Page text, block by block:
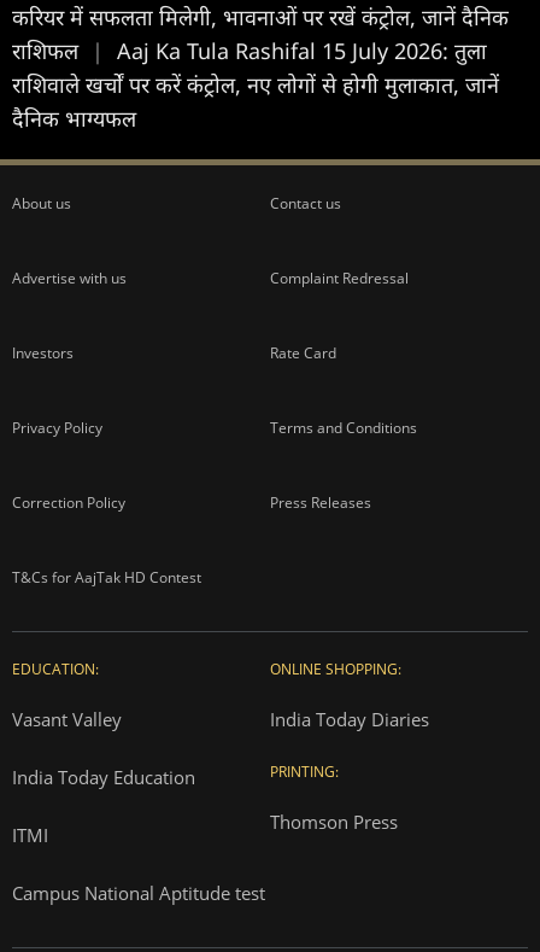
करियर में सफलता मिलेगी, भावनाओं पर रखें कंट्रोल, जानें दैनिक
राशिफल |
Aaj Ka Tula Rashifal 15 July 2026: तुला
राशिवाले खर्चों पर करें कंट्रोल, नए लोगों से होगी मुलाकात, जानें
दैनिक भाग्यफल
About us Contact us
Advertise with us Complaint Redressal
Investors Rate Card
Privacy Policy Terms and Conditions
Correction Policy Press Releases
T&Cs for AajTak HD Contest
EDUCATION:
Vasant Valley
India Today Education
ITMI
Campus National Aptitude test
ONLINE SHOPPING:
India Today Diaries
PRINTING:
Thomson Press